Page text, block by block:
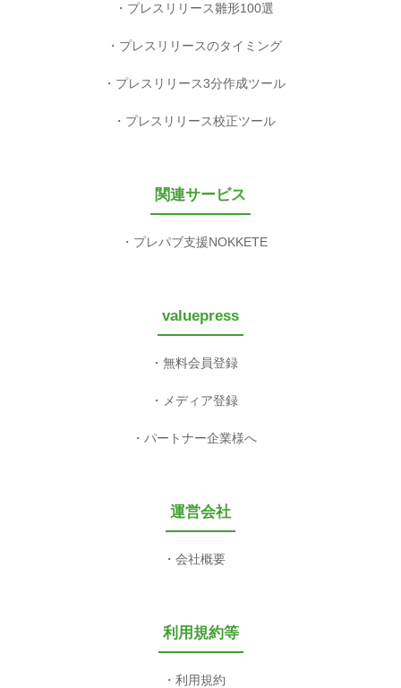
プレスリリース雛形100選
プレスリリースのタイミング
プレスリリース3分作成ツール
プレスリリース校正ツール
関連サービス
プレパブ支援NOKKETE
valuepress
無料会員登録
メディア登録
パートナー企業様へ
運営会社
会社概要
利用規約等
利用規約